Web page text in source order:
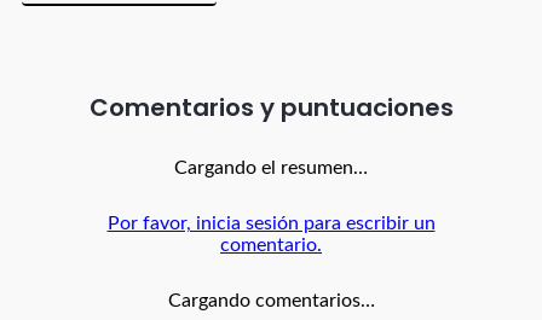
Comentarios
Cargando el resumen…
Por favor, inicia sesión para escribir un
comentario.
Cargando comentarios…